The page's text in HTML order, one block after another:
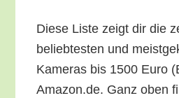
Die­se Lis­te zeigt dir die
belieb­tes­ten und
Kame­ras bis 1500 Euro
Amazon.de. Ganz oben